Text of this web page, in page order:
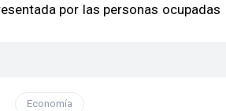
por las personas ocupadas
Economía